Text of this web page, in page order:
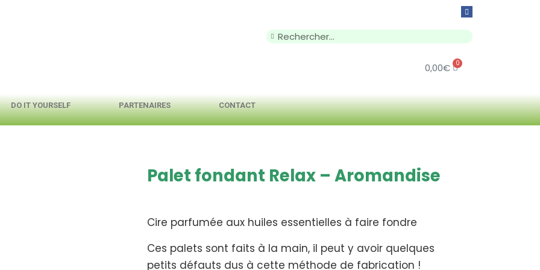
0,00€ 0
DO IT YOURSELF PARTENAIRES CONTACT
Palet fondant Relax – Aromandise
Cire parfumée aux huiles essentielles à faire fondre
Ces palets sont faits à la main, il peut y avoir quelques
petits défauts dus à cette méthode de fabrication !